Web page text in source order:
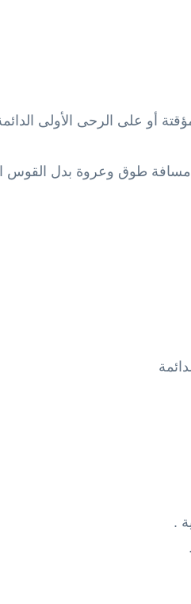
أو على الرحى الأولى
مسافة طوق وعروة بدل القوس
.